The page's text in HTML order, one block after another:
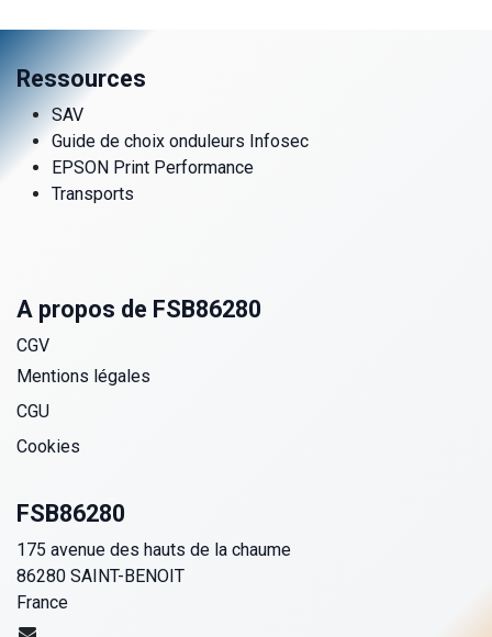
Ressources
SAV
Guide de choix onduleurs Infosec
EPSON Print Performance
Transports
A propos de FSB86280
CGV
Mentions légales
CGU
Cookies
FSB86280
175 avenue des hauts de la chaume
86280 SAINT-BENOIT
France